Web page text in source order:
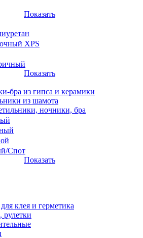
Показать
XPS
Показать
бра из гипса и керамики
из шамота
ночники, бра
Спот
Показать
клея и герметика